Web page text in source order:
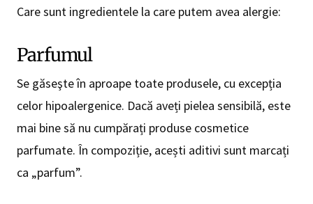
Care sunt ingredientele la care putem avea alergie:
Parfumul
Se găseşte în aproape toate produsele, cu excepția
celor hipoalergenice. Dacă aveți pielea sensibilă, este
mai bine să nu cumpărați produse cosmetice
parfumate. În compoziție, acești aditivi sunt marcați
ca „parfum”.